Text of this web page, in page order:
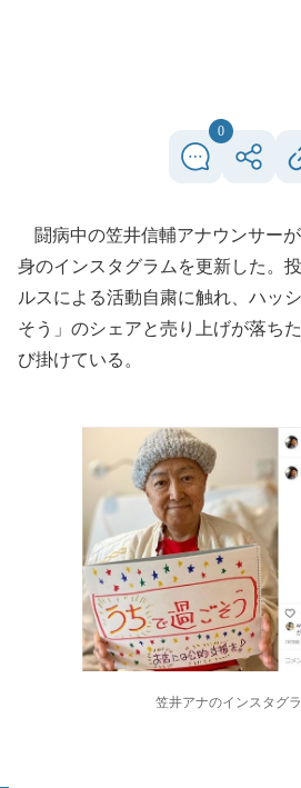
0
闘病中の笠井信輔アナウンサー
身のインスタグラムを更新した。
ルスによる活動自粛に触れ、ハッ
そう」のシェアと売り上げが落ち
び掛けている。
笠井アナのインスタグ